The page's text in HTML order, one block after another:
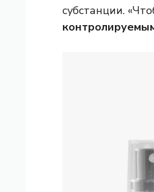
субстанции.